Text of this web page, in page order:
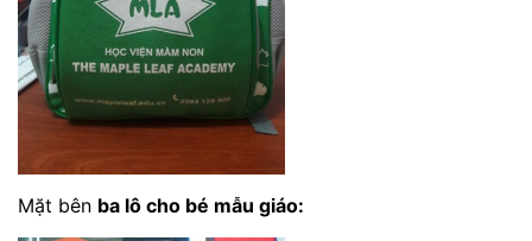
Mặt bên ba lô cho bé mẫu giáo: